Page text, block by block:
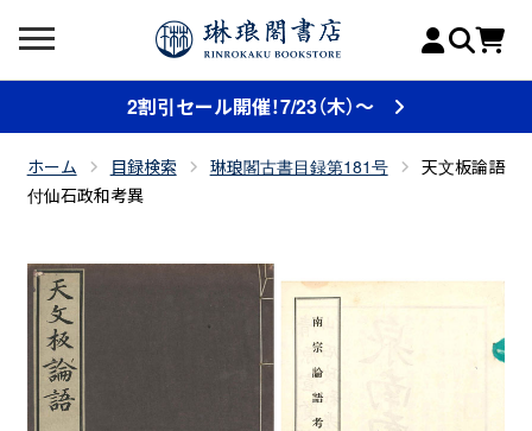
2割引セール開催！7/23（木）～
ホーム 目録検索 琳琅閣古書目録第181号
天文板論語
付仙石政和考異